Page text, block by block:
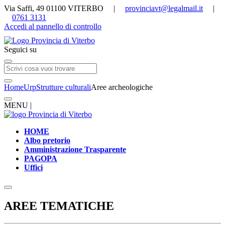
Via Saffi, 49 01100 VITERBO | provinciavt@legalmail.it |
0761 3131
Accedi al pannello di controllo
Seguici su
HomeUrpStrutture culturaliAree archeologiche
MENU |
HOME
Albo pretorio
Amministrazione Trasparente
PAGOPA
Uffici
AREE TEMATICHE